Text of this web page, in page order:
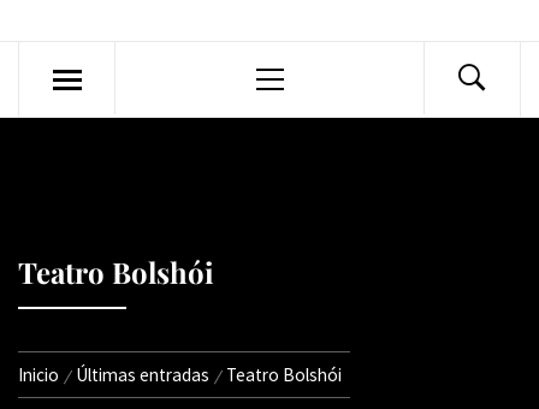
principal
Teatro Bolshói
Inicio Últimas entradas Teatro Bolshói